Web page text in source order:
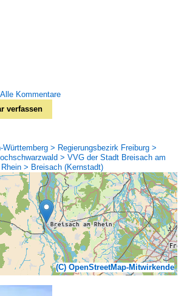
Alle Kommentare
verfassen
> Regierungsbezirk Freiburg >
> VVG der Stadt Breisach am
> Breisach (Kernstadt)
(C) OpenStreetMap-Mitwirkende